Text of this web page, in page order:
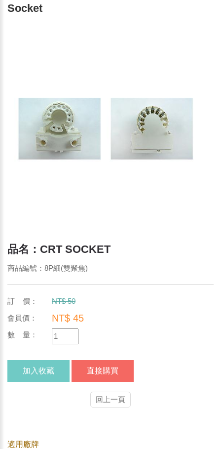
Socket
品名：CRT SOCKET
商品編號：8P細(雙聚焦)
訂 價：
NT$ 50
會員價：
NT$ 45
數 量：
加入收藏 直接購買
回上一頁
適用廠牌